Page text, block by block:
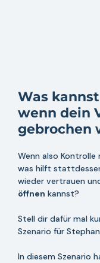
Was
wenn dein
gebrochen
Wenn also
was hilft
wieder vertrauen
öffnen kannst?
Stell dir dafür mal
Szenario für
In diesem Szenario